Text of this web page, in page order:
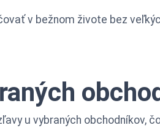
v bežnom živote bez
u vybraných obchodníkov,